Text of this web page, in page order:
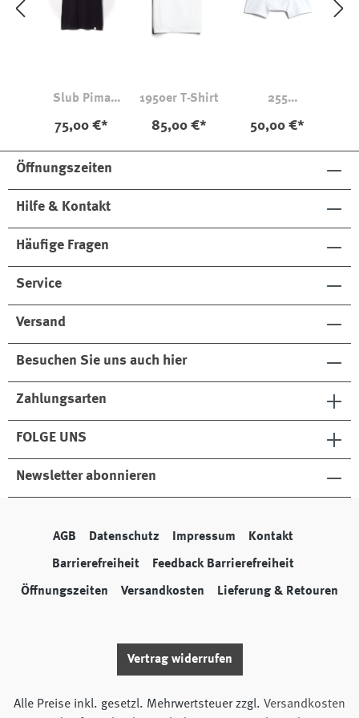
Slub Pima
SCT04
75,00 €*
1950er T-Shirt
85,00 €*
255
50,00 €*
Öffnungszeiten
Hilfe & Kontakt
Häufige Fragen
Service
Versand
Besuchen Sie uns auch hier
Zahlungsarten
FOLGE UNS
Newsletter abonnieren
AGB Datenschutz Impressum Kontakt
Barrierefreiheit Feedback Barrierefreiheit
Öffnungszeiten Versandkosten Lieferung & Retouren
Vertrag widerrufen
Alle Preise inkl. gesetzl. Mehrwertsteuer zzgl. Versandkosten